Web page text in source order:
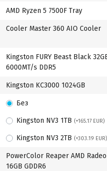
AMD Ryzen 5 7500F Tray
Cooler Master 360 AIO Cooler
Kingston FURY Beast Black
6000MT/s DDR5
Kingston KC3000 1024GB
Без
Kingston NV3 1TB (+165.17 EUR)
Kingston NV3 2TB (+303.19 EUR)
PowerColor Reaper AMD
16GB GDDR6